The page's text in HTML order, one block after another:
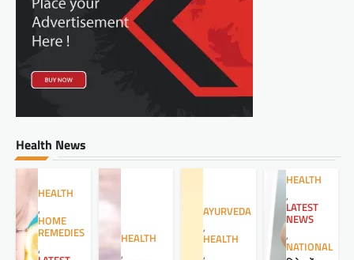
Health News
HEALTH
,
HOME
REMEDIES
,
HEALTH
,
AYURVEDA
,
HEALTH
,
HEALTH
,
LATEST
NEWS
,
NATIONAL